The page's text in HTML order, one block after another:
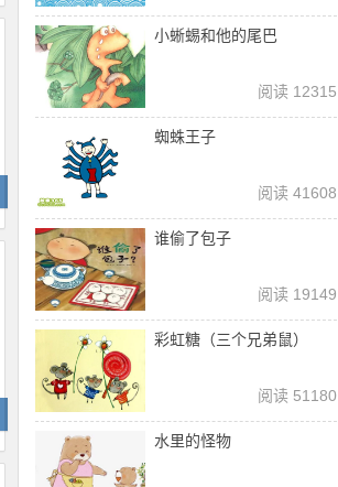
小蜥蜴和他的尾巴
阅读 12315
蜘蛛王子
阅读 41608
谁偷了包子
阅读 19149
彩虹糖（三个兄弟鼠）
阅读 51180
水里的怪物